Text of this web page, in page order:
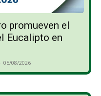
promueven el
Eucalipto en
- 05/08/2026